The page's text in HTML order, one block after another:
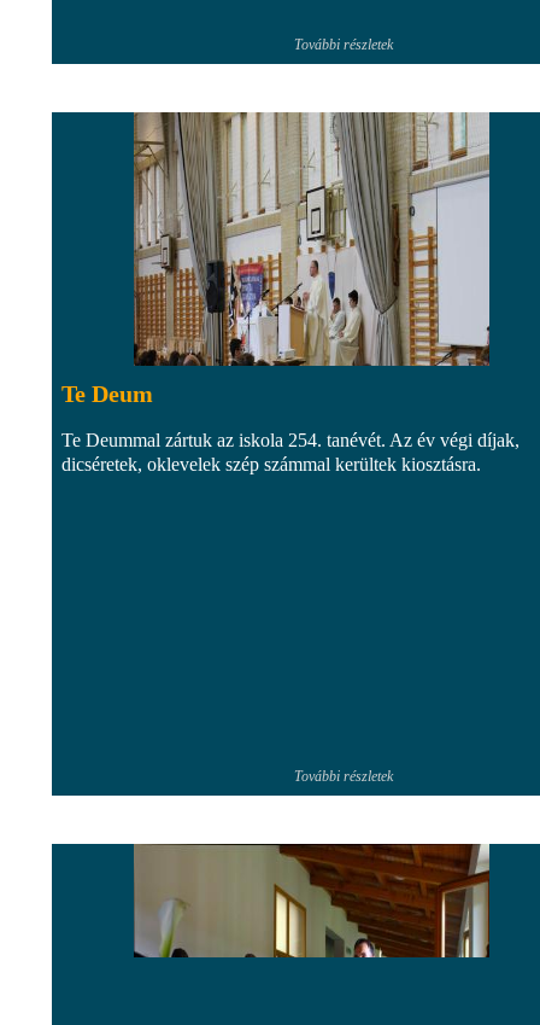
További részletek
Te Deum
Te Deummal zártuk az iskola 254. tanévét. Az év végi díjak,
dicséretek, oklevelek szép számmal kerültek kiosztásra.
További részletek